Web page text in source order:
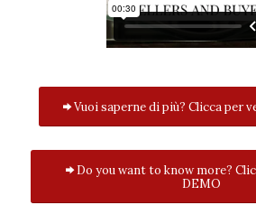
Vuoi saperne di più? Clicca per
Do you want to know more?
DEMO